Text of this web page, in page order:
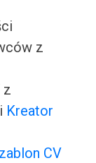
z
z
Kreator
CV